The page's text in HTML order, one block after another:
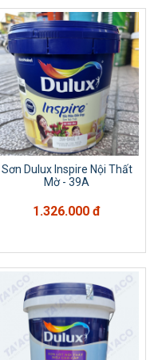
Sơn Dulux Inspire Nội Thất
Mờ - 39A
1.326.000 đ